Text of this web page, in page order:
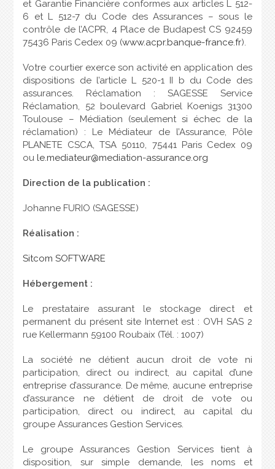
et Garantie Financière conformes aux articles L 512-
6 et L 512-7 du Code des Assurances – sous le
contrôle de l’ACPR, 4 Place de Budapest CS 92459
75436 Paris Cedex 09 (www.acpr.banque-france.fr).
Votre courtier exerce son activité en application des
dispositions de l’article L 520-1 II b du Code des
assurances. Réclamation : SAGESSE Service
Réclamation, 52 boulevard Gabriel Koenigs 31300
Toulouse – Médiation (seulement si échec de la
réclamation) : Le Médiateur de l’Assurance, Pôle
PLANETE CSCA, TSA 50110, 75441 Paris Cedex 09
ou le.mediateur@mediation-assurance.org
Direction de la publication :
Johanne FURIO (SAGESSE)
Réalisation :
Sitcom SOFTWARE
Hébergement :
Le prestataire assurant le stockage direct et
permanent du présent site Internet est : OVH SAS 2
rue Kellermann 59100 Roubaix (Tél. : 1007)
La société ne détient aucun droit de vote ni
participation, direct ou indirect, au capital d’une
entreprise d’assurance. De même, aucune entreprise
d’assurance ne détient de droit de vote ou
participation, direct ou indirect, au capital du
groupe Assurances Gestion Services.
Le groupe Assurances Gestion Services tient à
disposition, sur simple demande, les noms et